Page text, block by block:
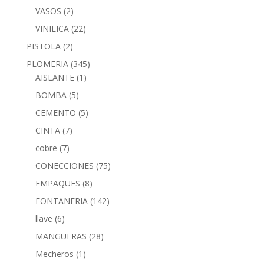
VASOS (2)
VINILICA (22)
PISTOLA (2)
PLOMERIA (345)
AISLANTE (1)
BOMBA (5)
CEMENTO (5)
CINTA (7)
cobre (7)
CONECCIONES (75)
EMPAQUES (8)
FONTANERIA (142)
llave (6)
MANGUERAS (28)
Mecheros (1)